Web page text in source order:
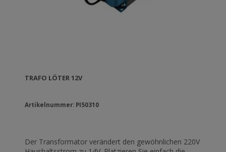
TRAFO LÖTER 12V
Artikelnummer: PI50310
Der Transformator verändert den gewöhnlichen 220V